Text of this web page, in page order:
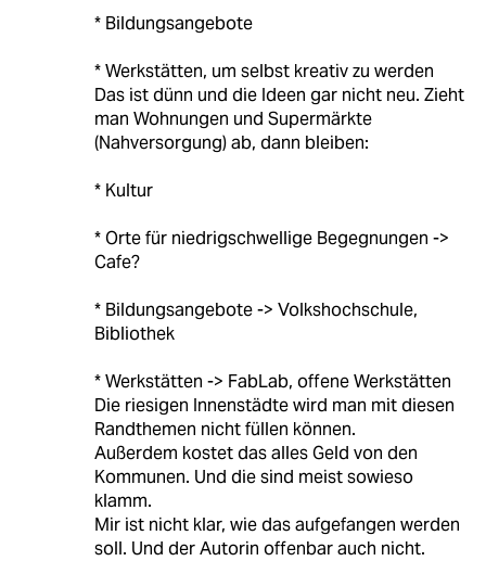
* Bildungsangebote
* Werkstätten, um selbst kreativ zu werden
Das ist dünn und die Ideen gar nicht neu. Zieht
man Wohnungen und Supermärkte
(Nahversorgung) ab, dann bleiben:
* Kultur
* Orte für niedrigschwellige Begegnungen ->
Cafe?
* Bildungsangebote -> Volkshochschule,
Bibliothek
* Werkstätten -> FabLab, offene Werkstätten
Die riesigen Innenstädte wird man mit diesen
Randthemen nicht füllen können.
Außerdem kostet das alles Geld von den
Kommunen. Und die sind meist sowieso
klamm.
Mir ist nicht klar, wie das aufgefangen werden
soll. Und der Autorin offenbar auch nicht.